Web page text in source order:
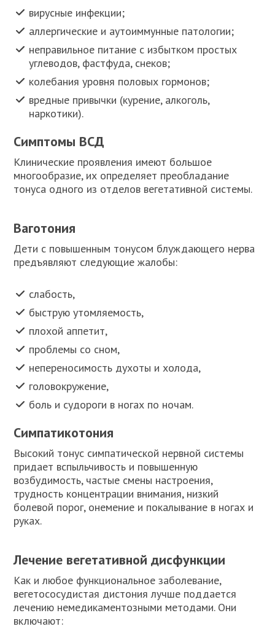
вирусные инфекции;
аллергические и аутоиммунные патологии;
неправильное питание с избытком простых
углеводов, фастфуда, снеков;
колебания уровня половых гормонов;
вредные привычки (курение, алкоголь,
наркотики).
Симптомы ВСД
Клинические проявления имеют большое
многообразие, их определяет преобладание
тонуса одного из отделов вегетативной системы.
Ваготония
Дети с повышенным тонусом блуждающего нерва
предъявляют следующие жалобы:
слабость,
быструю утомляемость,
плохой аппетит,
проблемы со сном,
непереносимость духоты и холода,
головокружение,
боль и судороги в ногах по ночам.
Симпатикотония
Высокий тонус симпатической нервной системы
придает вспыльчивость и повышенную
возбудимость, частые смены настроения,
трудность концентрации внимания, низкий
болевой порог, онемение и покалывание в ногах и
руках.
Лечение вегетативной дисфункции
Как и любое функциональное заболевание,
вегетососудистая дистония лучше поддается
лечению немедикаментозными методами. Они
включают: